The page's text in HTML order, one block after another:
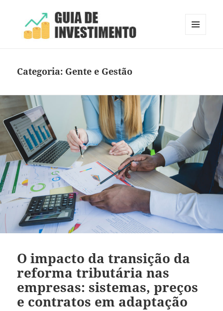
Categoria: Gente e Gestão
O impacto da transição da
reforma tributária nas
empresas: sistemas, preços
e contratos em adaptação